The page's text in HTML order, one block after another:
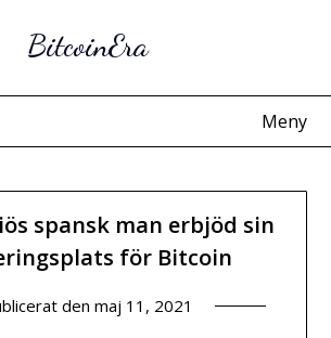
BitcoinEra
Meny
spansk man erbjöd sin
för Bitcoin
den maj 11, 2021